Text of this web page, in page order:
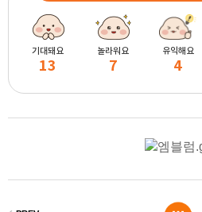
기대돼요
13
놀라워요
7
유익해요
4